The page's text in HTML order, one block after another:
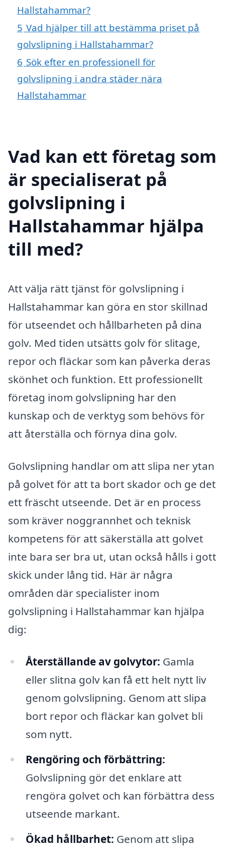
Hallstahammar?
5 Vad hjälper till att bestämma priset på
golvslipning i Hallstahammar?
6 Sök efter en professionell för
golvslipning i andra städer nära
Hallstahammar
Vad kan ett företag som
är specialiserat på
golvslipning i
Hallstahammar hjälpa
till med?
Att välja rätt tjänst för golvslipning i
Hallstahammar kan göra en stor skillnad
för utseendet och hållbarheten på dina
golv. Med tiden utsätts golv för slitage,
repor och fläckar som kan påverka deras
skönhet och funktion. Ett professionellt
företag inom golvslipning har den
kunskap och de verktyg som behövs för
att återställa och förnya dina golv.
Golvslipning handlar om att slipa ner ytan
på golvet för att ta bort skador och ge det
ett fräscht utseende. Det är en process
som kräver noggrannhet och teknisk
kompetens för att säkerställa att golvet
inte bara ser bra ut, utan också hålls i gott
skick under lång tid. Här är några
områden där specialister inom
golvslipning i Hallstahammar kan hjälpa
dig:
Återställande av golvytor: Gamla
eller slitna golv kan få ett helt nytt liv
genom golvslipning. Genom att slipa
bort repor och fläckar kan golvet bli
som nytt.
Rengöring och förbättring:
Golvslipning gör det enklare att
rengöra golvet och kan förbättra dess
utseende markant.
Ökad hållbarhet: Genom att slipa